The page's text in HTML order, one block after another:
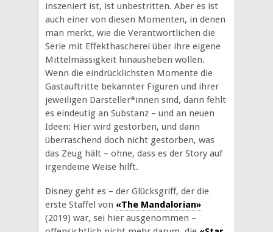
inszeniert ist, ist unbestritten. Aber es ist
auch einer von diesen Momenten, in denen
man merkt, wie die Verantwortlichen die
Serie mit Effekthascherei über ihre eigene
Mittelmässigkeit hinausheben wollen.
Wenn die eindrücklichsten Momente die
Gastauftritte bekannter Figuren und ihrer
jeweiligen Darsteller*innen sind, dann fehlt
es eindeutig an Substanz – und an neuen
Ideen: Hier wird gestorben, und dann
überraschend doch nicht gestorben, was
das Zeug hält – ohne, dass es der Story auf
irgendeine Weise hilft.
Disney geht es – der Glücksgriff, der die
erste Staffel von «The Mandalorian»
(2019) war, sei hier ausgenommen –